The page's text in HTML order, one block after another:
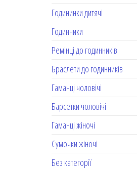
Годининки дитячі
Годинники
Ремінці до годинників
Браслети до годинників
Гаманці чоловічі
Барсетки чоловічі
Гаманці жіночі
Сумочки жіночі
Без категорії